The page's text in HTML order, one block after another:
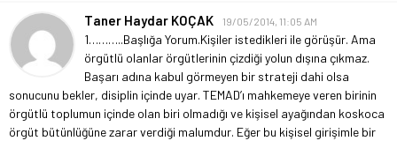
Taner Haydar KOÇAK 19/05/2014, 11:05 AM
1………..Başlığa Yorum.Kişiler istedikleri ile görüşür. Ama
örgütlü olanlar örgütlerinin çizdiği yolun dışına çıkmaz.
Başarı adına kabul görmeyen bir strateji dahi olsa
sonucunu bekler, disiplin içinde uyar. TEMAD’ı mahkemeye veren birinin
örgütlü toplumun içinde olan biri olmadığı ve kişisel ayağından koskoca
örgüt bütünlüğüne zarar verdiği malumdur. Eğer bu kişisel girişimle bir